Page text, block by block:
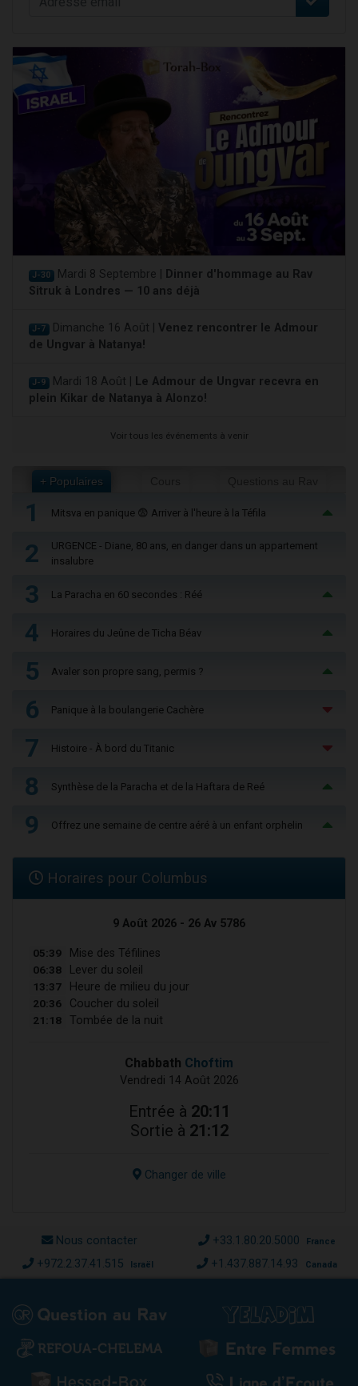
J-30 Mardi 8 Septembre |
Dinner d'hommage au Rav
Sitruk à Londres — 10 ans déjà
J-7 Dimanche 16 Août | Venez rencontrer le Admour
de Ungvar à Natanya!
J-9 Mardi 18 Août |
Le Admour de Ungvar recevra en
plein Kikar de Natanya à Alonzo!
Voir tous les événements à venir
+ Populaires
1 Mitsva en panique 😨 Arriver à l'heure à la Téfila
2
URGENCE - Diane, 80 ans, en danger dans un appartement
insalubre
3 La Paracha en 60 secondes : Réé
4 Horaires du Jeûne de Ticha Béav
5 Avaler son propre sang, permis ?
6 Panique à la boulangerie Cachère
7 Histoire - À bord du Titanic
8 Synthèse de la Paracha et de la Haftara de Reé
9 Offrez une semaine de centre aéré à un enfant orphelin
Horaires pour Columbus
9 Août 2026 - 26 Av 5786
05:39 Mise des Téfilines
06:38 Lever du soleil
13:37 Heure de milieu du jour
20:36 Coucher du soleil
21:18 Tombée de la nuit
Chabbath Choftim
Vendredi 14 Août 2026
Entrée à 20:11
Sortie à 21:12
Changer de ville
Nous contacter +33.1.80.20.5000 France
+972.2.37.41.515 Israël +1.437.887.14.93 Canada